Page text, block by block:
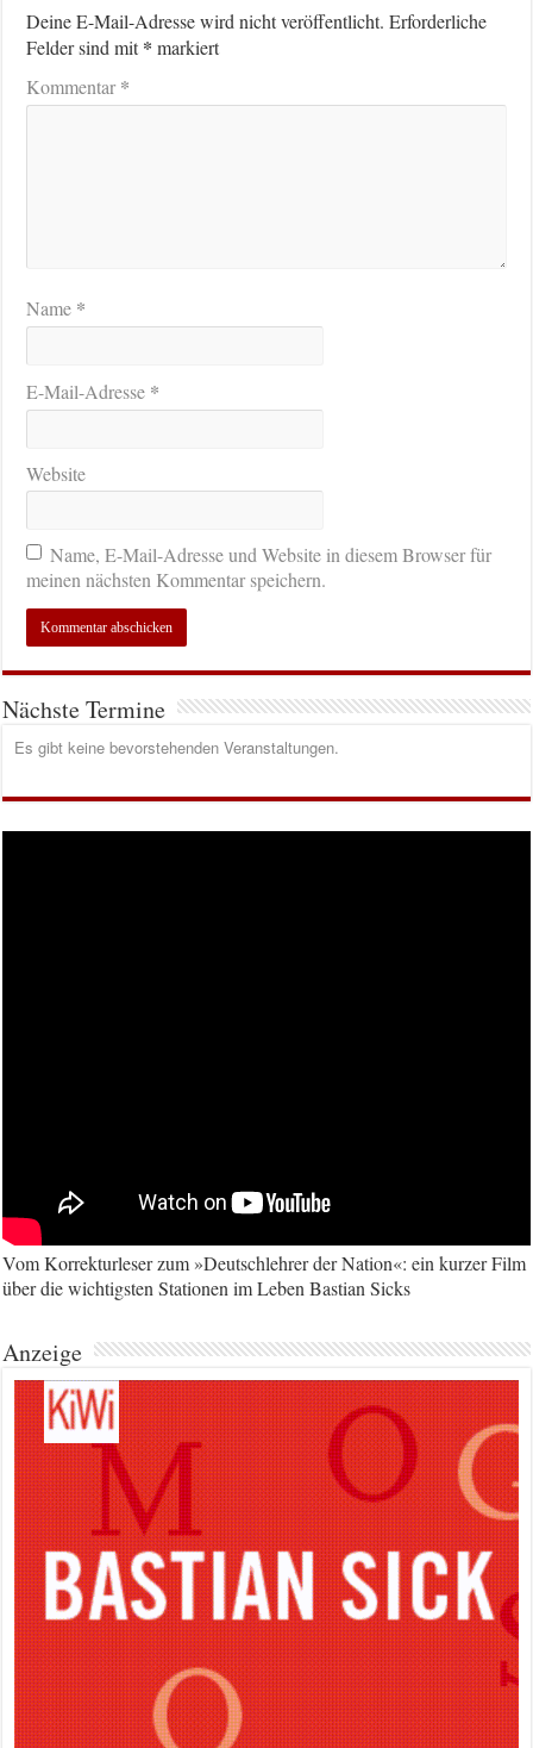
Deine E-Mail-Adresse wird nicht veröffentlicht. Erforderliche
Felder sind mit* markiert
Kommentar*
Name *
E-Mail-Adresse *
Website
Name, E-Mail-Adresse und Website in diesem Browser für
meinen nächsten Kommentar speichern.
Nächste Termine
Es gibt keine bevorstehenden Veranstaltungen.
Vom Korrekturleser zum »Deutschlehrer der Nation«: ein kurzer Film
über die wichtigsten Stationen im Leben Bastian Sicks
Anzeige